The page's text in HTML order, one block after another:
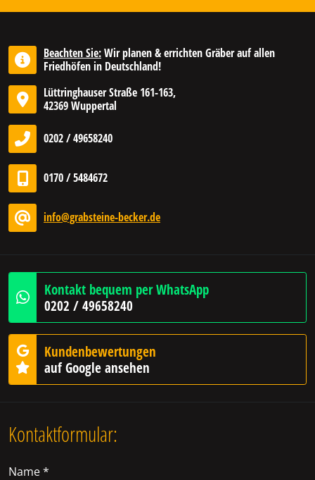
Beachten Sie:Wir planen & errichten Gräber auf allen
Friedhöfen in Deutschland!
Lüttringhauser Straße 161-163,
42369 Wuppertal
0202 / 49658240
0170 / 5484672
info@grabsteine-becker.de
Kontakt bequem per WhatsApp
0202 / 49658240
Kundenbewertungen
auf Google ansehen
Kontaktformular:
Name *